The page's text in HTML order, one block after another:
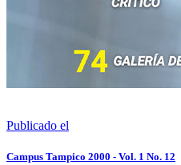
Publicado el
Campus Tampico 2000 - Vol. 1 No. 12